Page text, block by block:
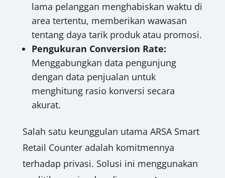
lama pelanggan menghabiskan waktu di
area tertentu, memberikan wawasan
tentang daya tarik produk atau promosi.
Pengukuran Conversion Rate:
Menggabungkan data pengunjung
dengan data penjualan untuk
menghitung rasio konversi secara
akurat.
Salah satu keunggulan utama ARSA Smart
Retail Counter adalah komitmennya
terhadap privasi. Solusi ini menggunakan